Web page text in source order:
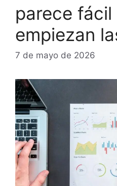
parece
empiezan
7 de mayo de 2026